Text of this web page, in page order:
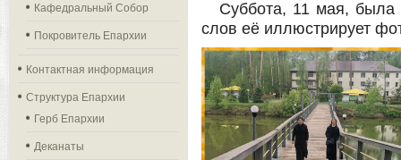
Кафедральный Собор
Покровитель Епархии
Контактная информация
Структура Епархии
Герб Епархии
Деканаты
Суббота, 11 мая,
слов её иллюстрирует